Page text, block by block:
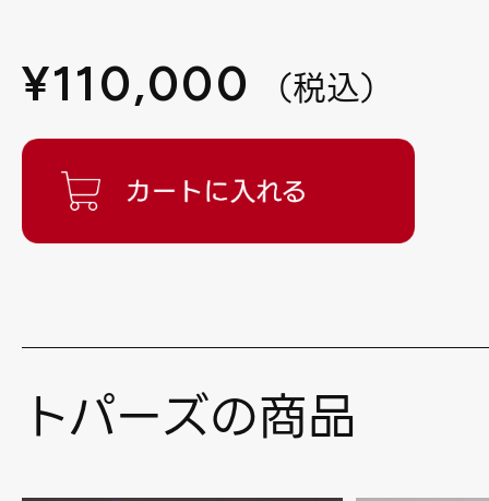
¥110,000 （税込）
トパーズの商品